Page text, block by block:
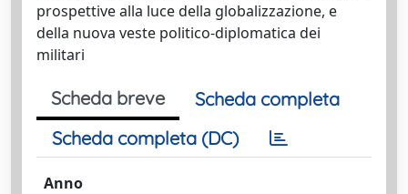
prospettive alla luce della globalizzazione, e
della nuova veste politico-diplomatica dei
militari
Scheda breve
Scheda completa
Scheda completa (DC)
Anno